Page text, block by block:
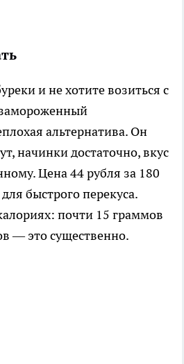
и не хотите возиться с
альтернатива. Он
начинки достаточно, вкус
Цена 44 рубля за 180
быстрого перекуса.
почти 15 граммов
— это существенно.